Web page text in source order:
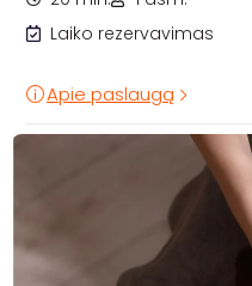
Laiko rezervavimas
Apie paslaugą